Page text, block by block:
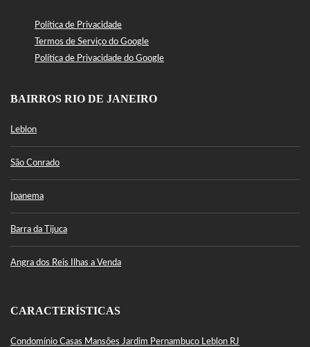
Política de Privacidade
Termos de Serviço do Google
Política de Privacidade do Google
BAIRROS RIO DE JANEIRO
Leblon
São Conrado
Ipanema
Barra da Tijuca
Angra dos Reis Ilhas a Venda
CARACTERÍSTICAS
Condomínio Casas Mansões Jardim Pernambuco Leblon RJ